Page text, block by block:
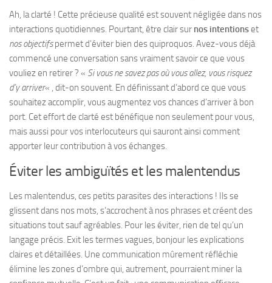
Ah, la clarté ! Cette précieuse qualité est souvent négligée dans nos
interactions quotidiennes. Pourtant, être clair sur nos intentionset
nos objectifspermet d’éviter bien des quiproquos. Avez-vous déjà
commencé une conversation sans vraiment savoir ce que vous
vouliez en retirer ? « Si vous ne savez pas où vous allez, vous risquez
d’y arriver« , dit-on souvent. En définissant d’abord ce que vous
souhaitez accomplir, vous augmentez vos chances d’arriver à bon
port. Cet effort de clarté est bénéfique non seulement pour vous,
mais aussi pour vos interlocuteurs qui sauront ainsi comment
apporter leur contribution à vos échanges.
Éviter les ambiguïtés et les malentendus
Les malentendus, ces petits parasites des interactions ! Ils se
glissent dans nos mots, s’accrochent à nos phrases et créent des
situations tout sauf agréables. Pour les éviter, rien de tel qu’un
langage précis. Exit les termes vagues, bonjour les explications
claires et détaillées. Une communication mûrement réfléchie
élimine les zones d’ombre qui, autrement, pourraient miner la